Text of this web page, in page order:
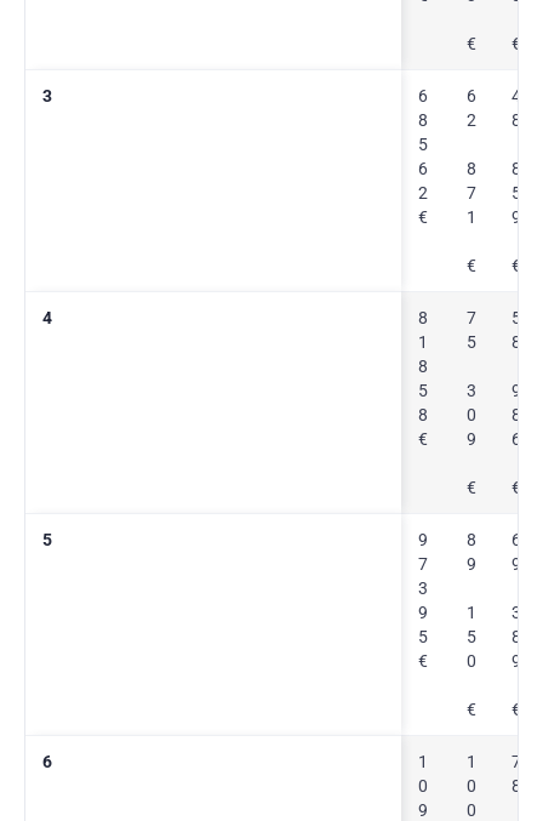
€ €
3
6
8
5
6
2
€
6
2
8
7
1
€
4
8
8
5
9
€
4
8
1
8
5
8
€
7
5
3
0
9
€
5
8
9
8
6
€
5
9
7
3
9
5
€
8
9
1
5
0
€
6
9
3
8
9
€
6
1
0
9
1
0
0
7
8